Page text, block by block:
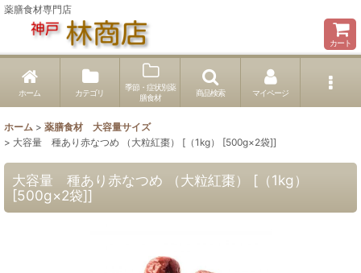
薬膳食材専門店
カート
ホーム カテゴリ
季節・症状別薬
膳食材
商品検索 マイページ
ホーム > 薬膳食材 大容量サイズ
> 大容量 種あり赤なつめ （大粒紅棗） [（1kg） [500g×2袋]]
大容量 種あり赤なつめ （大粒紅棗） [（1kg）
[500g×2袋]]